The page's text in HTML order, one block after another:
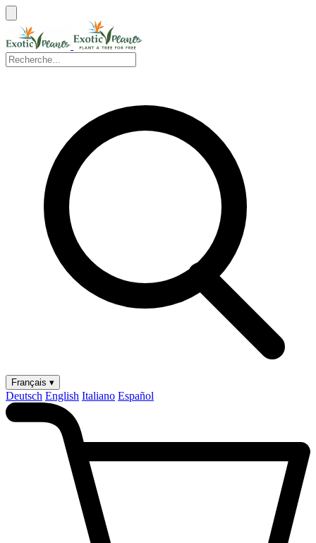
Français ▾
Deutsch English Italiano Español